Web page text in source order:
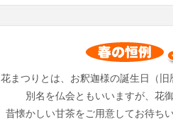
花まつりとは、お釈迦様の誕生日（
別名を仏会ともいいますが、花
昔懐かしい甘茶をご用意してお待ち